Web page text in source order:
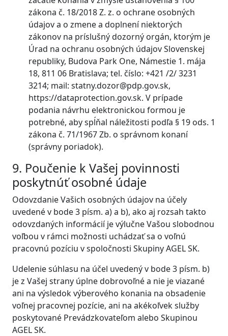
zákona č. 18/2018 Z. z. o ochrane osobných
údajov a o zmene a doplnení niektorých
zákonov na príslušný dozorný orgán, ktorým je
Úrad na ochranu osobných údajov Slovenskej
republiky, Budova Park One, Námestie 1. mája
18, 811 06 Bratislava; tel. číslo: +421 /2/ 3231
3214; mail: statny.dozor@pdp.gov.sk,
https://dataprotection.gov.sk. V prípade
podania návrhu elektronickou formou je
potrebné, aby spĺňal náležitosti podľa § 19 ods. 1
zákona č. 71/1967 Zb. o správnom konaní
(správny poriadok).
9. Poučenie k Vašej povinnosti
poskytnúť osobné údaje
Odovzdanie Vašich osobných údajov na účely
uvedené v bode 3 písm. a) a b), ako aj rozsah takto
odovzdaných informácií je výlučne Vašou slobodnou
voľbou v rámci možnosti uchádzať sa o voľnú
pracovnú pozíciu v spoločnosti Skupiny AGEL SK.
Udelenie súhlasu na účel uvedený v bode 3 písm. b)
je z Vašej strany úplne dobrovoľné a nie je viazané
ani na výsledok výberového konania na obsadenie
voľnej pracovnej pozície, ani na akékoľvek služby
poskytované Prevádzkovateľom alebo Skupinou
AGEL SK.